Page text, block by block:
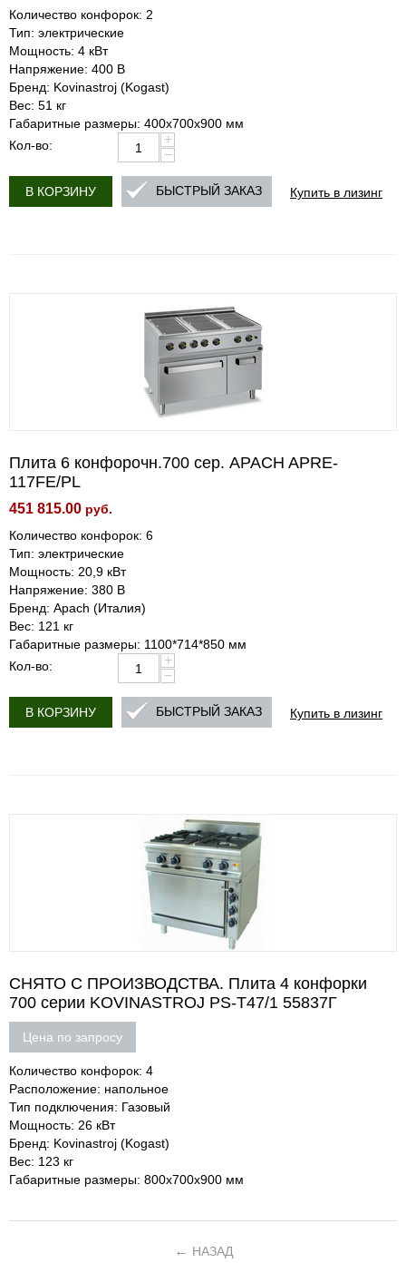
Количество конфорок: 2
Тип: электрические
Мощность: 4 кВт
Напряжение: 400 В
Бренд: Kovinastroj (Kogast)
Вес: 51 кг
Габаритные размеры: 400x700x900 мм
Кол-во:
+
−
В КОРЗИНУ Купить в лизинг
БЫСТРЫЙ ЗАКАЗ
Плита 6 конфорочн.700 сер. APACH APRE-
117FE/PL
451 815.00 руб.
Количество конфорок: 6
Тип: электрические
Мощность: 20,9 кВт
Напряжение: 380 В
Бренд: Apach (Италия)
Вес: 121 кг
Габаритные размеры: 1100*714*850 мм
Кол-во:
+
−
В КОРЗИНУ Купить в лизинг
БЫСТРЫЙ ЗАКАЗ
СНЯТО С ПРОИЗВОДСТВА. Плита 4 конфорки
700 серии KOVINASTROJ PS-T47/1 55837Г
Цена по запросу
Количество конфорок: 4
Расположение: напольное
Тип подключения: Газовый
Мощность: 26 кВт
Бренд: Kovinastroj (Kogast)
Вес: 123 кг
Габаритные размеры: 800х700х900 мм
НАЗАД